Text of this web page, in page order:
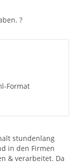
?
Format
stundenlang
in den Firmen
& verarbeitet. Da